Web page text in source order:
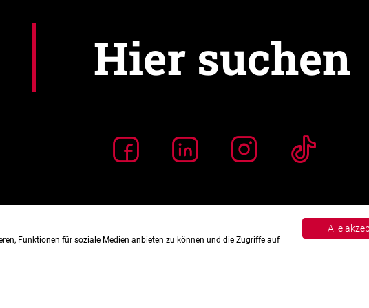
Funktionen für soziale Medien anbieten zu können und die Zugriffe auf
Alle